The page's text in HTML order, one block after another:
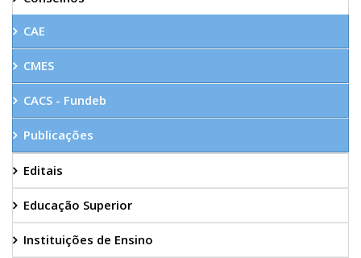
CAE
CMES
CACS - Fundeb
Publicações
Editais
Educação Superior
Instituições de Ensino